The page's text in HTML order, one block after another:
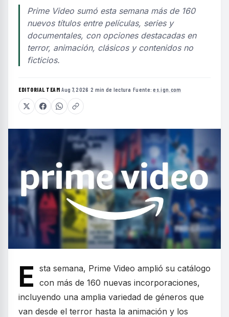
Prime Video sumó esta semana más de 160
nuevos títulos entre películas, series y
documentales, con opciones destacadas en
terror, animación, clásicos y contenidos no
ficticios.
EDITORIAL TEAM·Aug 7, 2026 ·2 min de lectura ·Fuente:es.ign.com
E sta semana, Prime Video amplió su catálogo
con más de 160 nuevas incorporaciones,
incluyendo una amplia variedad de géneros que
van desde el terror hasta la animación y los